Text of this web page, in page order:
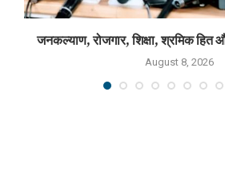
जनकल्याण, रोजगार, शिक्षा, श्रमिक
August 8, 2026